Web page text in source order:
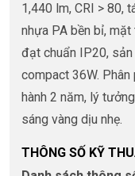
1,440 lm, CRI > 80,
nhựa PA bền bỉ,
đạt chuẩn IP20,
compact 36W.
hành 2 năm, lý
sáng vàng dịu nhẹ.
THÔNG SỐ KỸ